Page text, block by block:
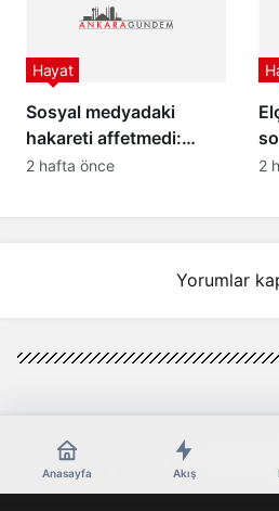
Sosyal medyadaki
hakareti affetmedi:
Meltem Cumbul’dan 30
Hayat
2 hafta önce 2
Yorumlar
Anasayfa Akış